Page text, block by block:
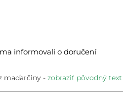
informovali o doručení
maďarčiny zobraziť pôvodný text